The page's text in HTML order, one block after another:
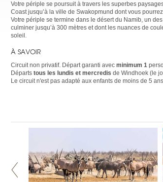
Votre périple se poursuit à travers les superbes
Coast jusqu’à la ville de Swakopmund dont vous
Votre périple se termine dans le désert du Namib, un
culminer jusqu’à 300 mètres et dont les nuances de
soleil.
À SAVOIR
Circuit non privatif. Départ garanti avec minimum 1
Départs tous les lundis et mercredis de Windhoek (le
Le circuit n'est pas adapté aux enfants de moins de 5